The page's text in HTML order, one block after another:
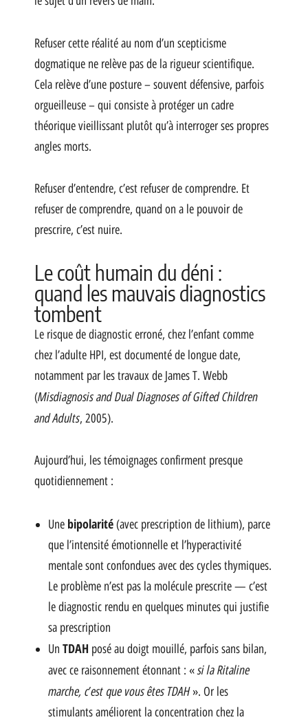
Refuser cette réalité au nom d’un scepticisme
dogmatique ne relève pas de la rigueur scientifique.
Cela relève d’une posture – souvent défensive, parfois
orgueilleuse – qui consiste à protéger un cadre
théorique vieillissant plutôt qu’à interroger ses propres
angles morts.
Refuser d’entendre, c’est refuser de comprendre. Et
refuser de comprendre, quand on a le pouvoir de
prescrire, c’est nuire.
Le coût humain du déni :
quand les mauvais diagnostics
tombent
Le risque de diagnostic erroné, chez l’enfant comme
chez l’adulte HPI, est documenté de longue date,
notamment par les travaux de James T. Webb
(Misdiagnosis and Dual Diagnoses of Gifted Children
and Adults, 2005).
Aujourd’hui, les témoignages confirment presque
quotidiennement :
Une bipolarité(avec prescription de lithium), parce
que l’intensité émotionnelle et l’hyperactivité
mentale sont confondues avec des cycles thymiques.
Le problème n’est pas la molécule prescrite — c’est
le diagnostic rendu en quelques minutes qui justifie
sa prescription
Un TDAH posé au doigt mouillé, parfois sans bilan,
avec ce raisonnement étonnant : «si la Ritaline
marche, c’est que vous êtes TDAH». Or les
stimulants améliorent la concentration chez la